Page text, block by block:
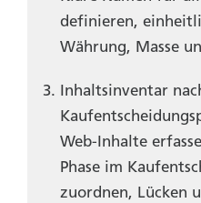
definieren,
Währung, Masse
Inhaltsinventar
Web-Inhalte
Phase im
zuordnen, Lücken